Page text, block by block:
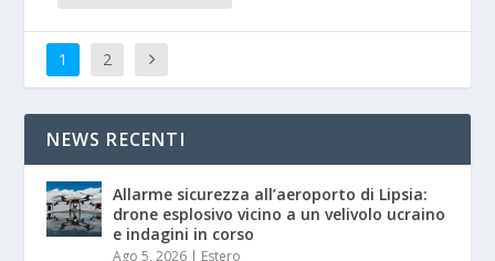
1 2
NEWS RECENTI
Allarme sicurezza all’aeroporto di Lipsia:
drone esplosivo vicino a un velivolo ucraino
e indagini in corso
Ago 5, 2026 Estero